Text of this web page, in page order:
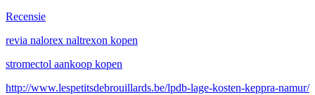
Recensie
revia nalorex naltrexon kopen
stromectol aankoop kopen
http://www.lespetitsdebrouillards.be/lpdb-lage-kosten-keppra-namur/